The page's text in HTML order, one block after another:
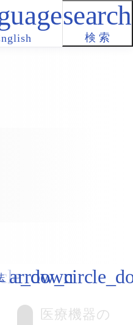
検 索
医療機器の